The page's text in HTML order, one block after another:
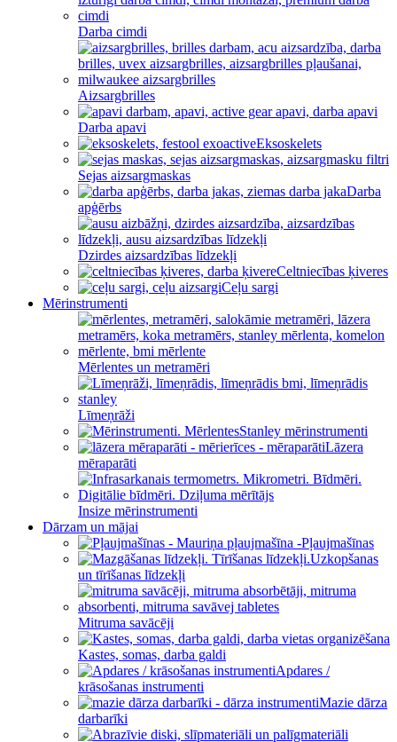
Darba cimdi
Aizsargbrilles
Darba apavi
Eksoskelets
Sejas aizsargmaskas
Darba
apģērbs
Dzirdes aizsardzības līdzekļi
Celtniecības ķiveres
Ceļu sargi
Mērinstrumenti
Mērlentes un metramēri
Līmeņrāži
Stanley mērinstrumenti
Lāzera
mēraparāti
Insize mērinstrumenti
Dārzam un mājai
Pļaujmašīnas
Uzkopšanas
un tīrīšanas līdzekļi
Mitruma savācēji
Kastes, somas, darba galdi
Apdares /
krāsošanas instrumenti
Mazie dārza
darbarīki